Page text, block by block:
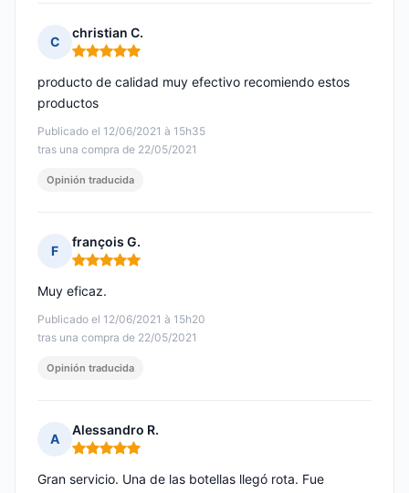
C
christian C.
Nota: 5 de 5
Publicado el 12/06/2021 à 15h35
tras una compra de 22/05/2021
producto de calidad muy efectivo recomiendo estos
productos
Opinión traducida
F
françois G.
Nota: 5 de 5
Publicado el 12/06/2021 à 15h20
tras una compra de 22/05/2021
Muy eficaz.
Opinión traducida
A
Alessandro R.
Nota: 5 de 5
Gran servicio. Una de las botellas llegó rota. Fue